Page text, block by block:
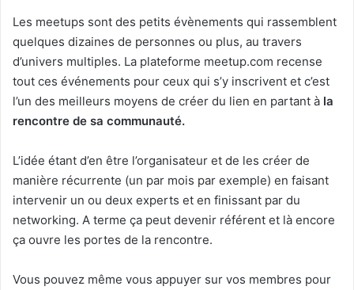
Les meetups sont des petits évènements qui rassemblent
quelques dizaines de personnes ou plus, au travers
d’univers multiples. La plateforme meetup.com recense
tout ces événements pour ceux qui s’y inscrivent et c’est
l’un des meilleurs moyens de créer du lien en partant à la
rencontre de sa communauté.
L’idée étant d’en être l’organisateur et de les créer de
manière récurrente (un par mois par exemple) en faisant
intervenir un ou deux experts et en finissant par du
networking. A terme ça peut devenir référent et là encore
ça ouvre les portes de la rencontre.
Vous pouvez même vous appuyer sur vos membres pour